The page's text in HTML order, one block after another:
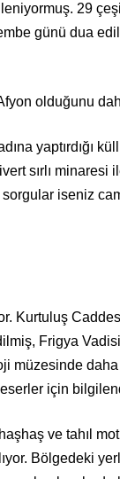
29
günü dua
olduğunu
yaptırdığı
sırlı
iseniz
Kurtuluş
Frigya
müzesinde
için
ve tahıl
Bölgedeki